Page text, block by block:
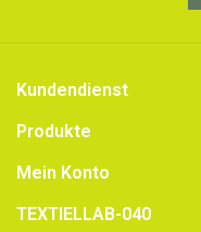
Kundendienst
Produkte
Mein Konto
TEXTIELLAB-040